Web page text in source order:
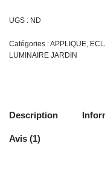
UGS : ND
Catégories :APPLIQUE,
LUMINAIRE JARDIN
Description
Avis (1)